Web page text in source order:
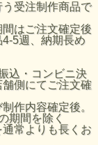
受注制作商品で
はご注文確定後
5週、納期長め
込・コンビニ決
側にてご注文確
作内容確定後。
期間を除く
常よりも長くお